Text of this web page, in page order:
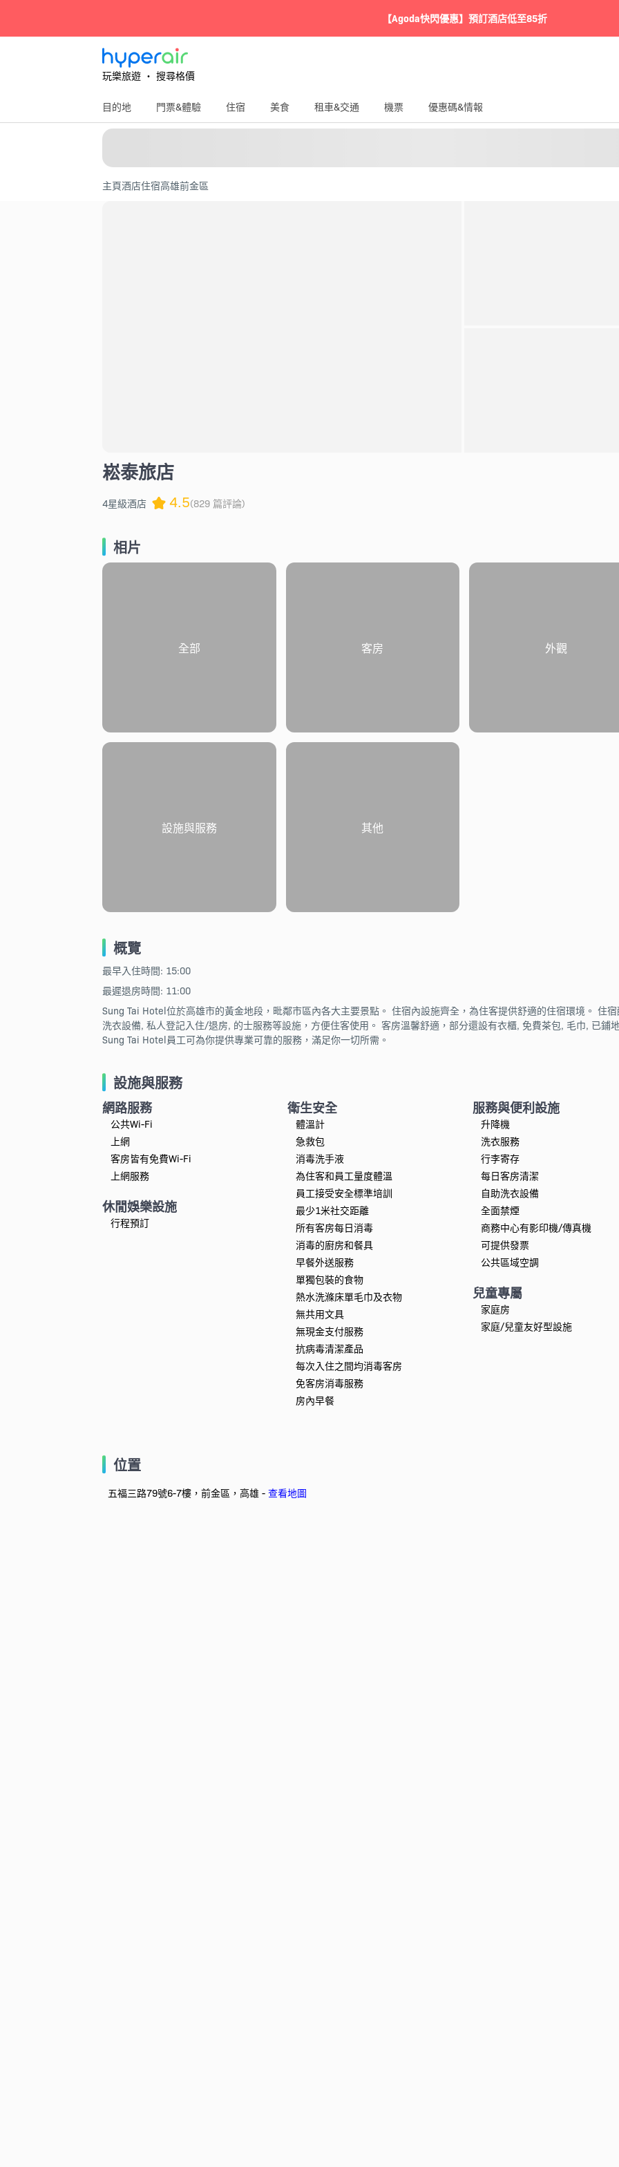
【Agoda快閃優惠】預訂酒店低至85折
玩樂旅遊 ‧ 搜尋格價
目的地 門票&體驗 住宿 美食 租車&交通 機票 優惠碼&情報
主頁酒店住宿高雄前金區
崧泰旅店
4星級酒店 4.5(829 篇評論)
相片
全部 客房 外觀
設施與服務 其他
概覽
最早入住時間: 15:00
最遲退房時間: 11:00
Sung Tai Hotel位於高雄市的黃金地段，毗鄰市區內各大主要景點。 住宿內設施齊全，為住客提供舒適的住宿環境。 住
洗衣設備, 私人登記入住/退房, 的士服務等設施，方便住客使用。 客房溫馨舒適，部分還設有衣櫃, 免費茶包, 毛巾, 已鋪
Sung Tai Hotel員工可為你提供專業可靠的服務，滿足你一切所需。
設施與服務
網路服務
公共Wi-Fi
上網
客房皆有免費Wi-Fi
上網服務
休閒娛樂設施
行程預訂
衛生安全
體溫計
急救包
消毒洗手液
為住客和員工量度體溫
員工接受安全標準培訓
最少1米社交距離
所有客房每日消毒
消毒的廚房和餐具
早餐外送服務
單獨包裝的食物
熱水洗滌床單毛巾及衣物
無共用文具
無現金支付服務
抗病毒清潔產品
每次入住之間均消毒客房
免客房消毒服務
房內早餐
服務與便利設施
升降機
洗衣服務
行李寄存
每日客房清潔
自助洗衣設備
全面禁煙
商務中心有影印機/傳真機
可提供發票
公共區域空調
兒童專屬
家庭房
家庭/兒童友好型設施
位置
五福三路79號6-7樓，前金區，高雄 - 查看地圖